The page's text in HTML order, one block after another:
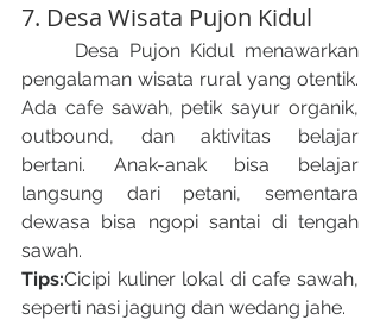
7. Desa Wisata Pujon Kidul
pengalaman wisata rural yang otentik.
Ada cafe sawah, petik sayur organik,
outbound, dan aktivitas belajar
bertani. Anak-anak bisa belajar
langsung dari petani, sementara
dewasa bisa ngopi santai di tengah
sawah.
Tips:Cicipi kuliner lokal di cafe sawah,
seperti nasi jagung dan wedang jahe.